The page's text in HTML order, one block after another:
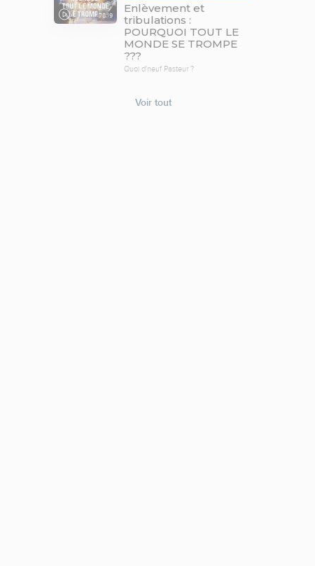
78:19
Enlèvement et
tribulations :
POURQUOI TOUT LE
MONDE SE TROMPE
???
Quoi d'neuf Pasteur ?
Voir tout